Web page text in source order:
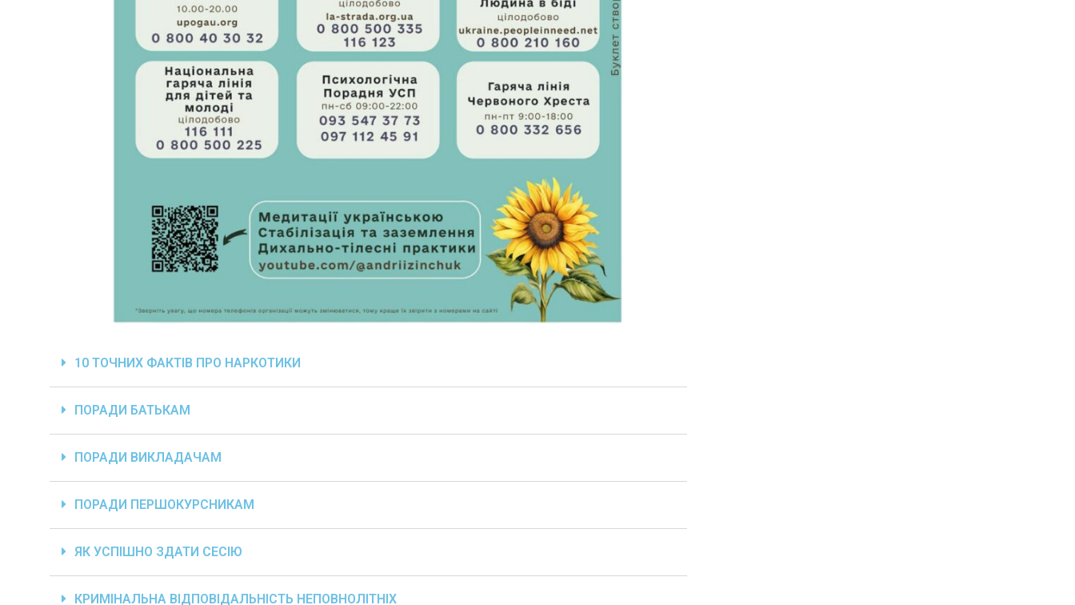
10 ТОЧНИХ ФАКТІВ ПРО НАРКОТИКИ
ПОРАДИ БАТЬКАМ
ПОРАДИ ВИКЛАДАЧАМ
ПОРАДИ ПЕРШОКУРСНИКАМ
ЯК УСПІШНО ЗДАТИ СЕСІЮ
КРИМІНАЛЬНА ВІДПОВІДАЛЬНІСТЬ НЕПОВНОЛІТНІХ